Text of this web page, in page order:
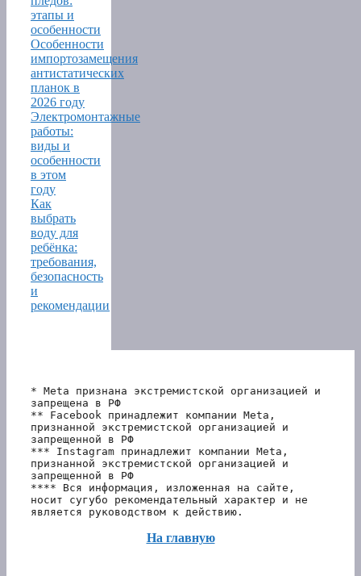
этапы и
особенности
Особенности
импортозамещения
антистатических
планок в
2026 году
Электромонтажные
работы:
виды и
особенности
в этом
году
Как
выбрать
воду для
ребёнка:
требования,
безопасность
и
рекомендации
* Meta признана экстремистской организацией и
запрещена в РФ
** Facebook принадлежит компании Meta,
признанной экстремистской организацией и
запрещенной в РФ
*** Instagram принадлежит компании Meta,
признанной экстремистской организацией и
запрещенной в РФ
**** Вся информация, изложенная на сайте,
носит сугубо рекомендательный характер и не
является руководством к действию.
На главную